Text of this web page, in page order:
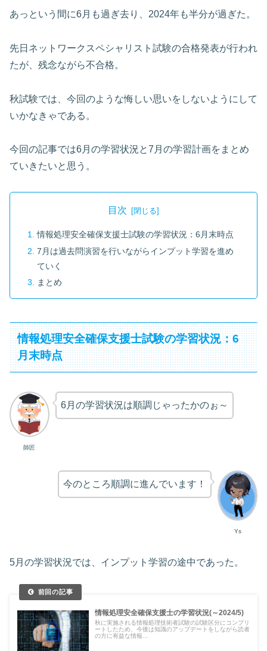
あっという間に6月も過ぎ去り、2024年も半分が過ぎた。
先日ネットワークスペシャリスト試験の合格発表が行われ
たが、残念ながら不合格。
秋試験では、今回のような悔しい思いをしないようにして
いかなきゃである。
今回の記事では6月の学習状況と7月の学習計画をまとめ
ていきたいと思う。
目次
情報処理安全確保支援士試験の学習状況：6月末時点
7月は過去問演習を行いながらインプット学習を進め
ていく
まとめ
情報処理安全確保支援士試験の学習状況：6
月末時点
師匠
6月の学習状況は順調じゃったかのぉ～
Ys
今のところ順調に進んでいます！
5月の学習状況では、インプット学習の途中であった。
情報処理安全確保支援士の学習状況(～2024/5)
秋に実施される情報処理技術者試験の試験区分にコンプリ
ートしたため、今後は知識のアップデートをしながら読者
の方に有益な情報...